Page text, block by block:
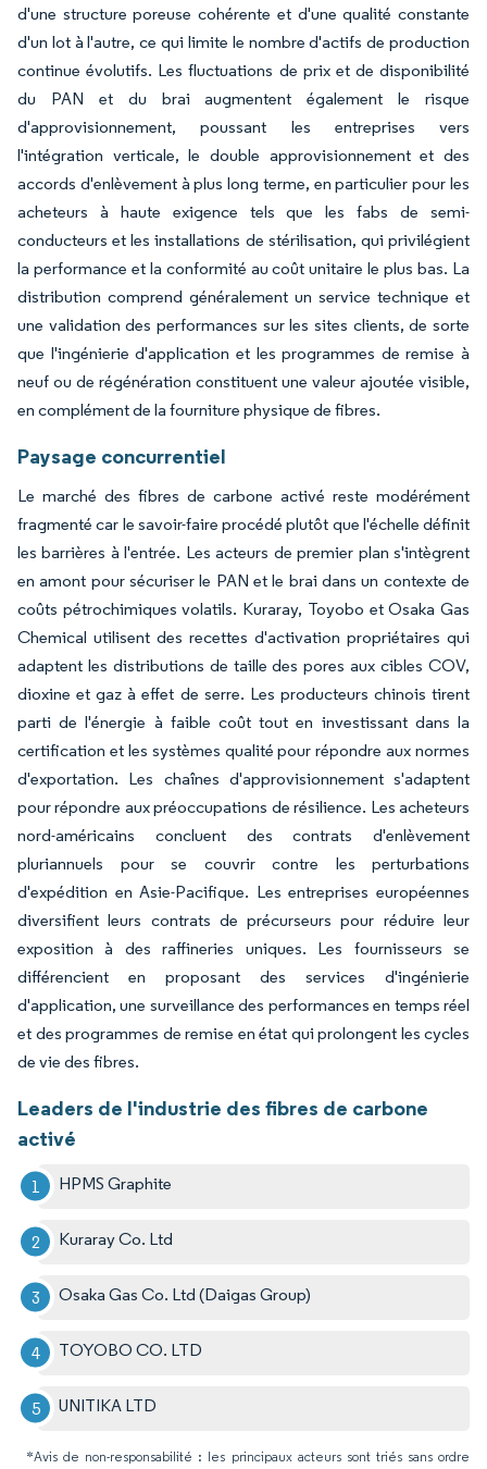
d'une structure poreuse cohérente et d'une qualité constante
d'un lot à l'autre, ce qui limite le nombre d'actifs de production
continue évolutifs. Les fluctuations de prix et de disponibilité
du PAN et du brai augmentent également le risque
d'approvisionnement, poussant les entreprises vers
l'intégration verticale, le double approvisionnement et des
accords d'enlèvement à plus long terme, en particulier pour les
acheteurs à haute exigence tels que les fabs de semi-
conducteurs et les installations de stérilisation, qui privilégient
la performance et la conformité au coût unitaire le plus bas. La
distribution comprend généralement un service technique et
une validation des performances sur les sites clients, de sorte
que l'ingénierie d'application et les programmes de remise à
neuf ou de régénération constituent une valeur ajoutée visible,
en complément de la fourniture physique de fibres.
Paysage concurrentiel
Le marché des fibres de carbone activé reste modérément
fragmenté car le savoir-faire procédé plutôt que l'échelle définit
les barrières à l'entrée. Les acteurs de premier plan s'intègrent
en amont pour sécuriser le PAN et le brai dans un contexte de
coûts pétrochimiques volatils. Kuraray, Toyobo et Osaka Gas
Chemical utilisent des recettes d'activation propriétaires qui
adaptent les distributions de taille des pores aux cibles COV,
dioxine et gaz à effet de serre. Les producteurs chinois tirent
parti de l'énergie à faible coût tout en investissant dans la
certification et les systèmes qualité pour répondre aux normes
d'exportation. Les chaînes d'approvisionnement s'adaptent
pour répondre aux préoccupations de résilience. Les acheteurs
nord-américains concluent des contrats d'enlèvement
pluriannuels pour se couvrir contre les perturbations
d'expédition en Asie-Pacifique. Les entreprises européennes
diversifient leurs contrats de précurseurs pour réduire leur
exposition à des raffineries uniques. Les fournisseurs se
différencient en proposant des services d'ingénierie
d'application, une surveillance des performances en temps réel
et des programmes de remise en état qui prolongent les cycles
de vie des fibres.
Leaders de l'industrie des fibres de carbone
activé
HPMS Graphite
Kuraray Co. Ltd
Osaka Gas Co. Ltd (Daigas Group)
TOYOBO CO. LTD
UNITIKA LTD
*Avis de non-responsabilité : les principaux acteurs sont triés sans ordre